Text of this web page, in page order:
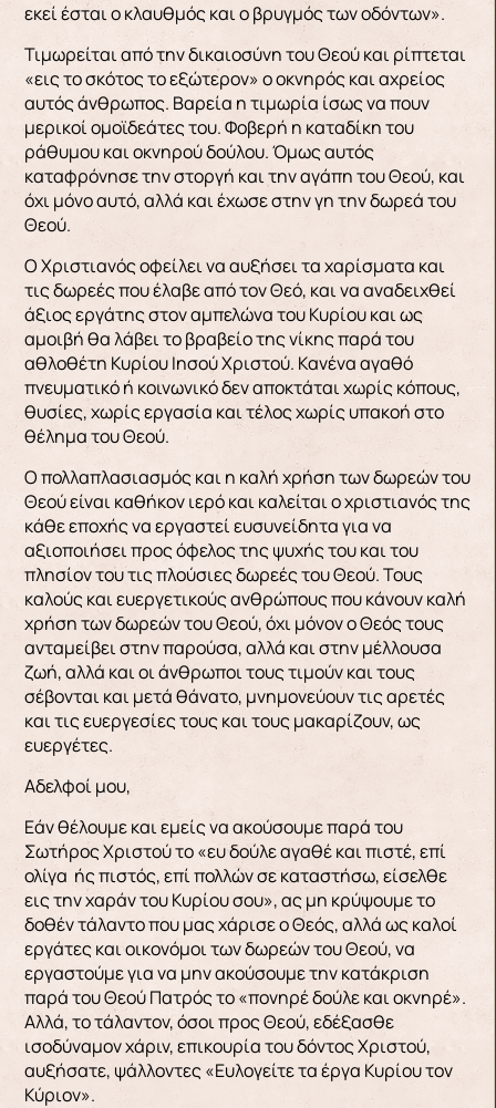
εκεί έσται ο κλαυθμός και ο βρυγμός των οδόντων».
Τιμωρείται από την δικαιοσύνη του Θεού και ρίπτεται
«εις το σκότος το εξώτερον» ο οκνηρός και αχρείος
αυτός άνθρωπος. Βαρεία η τιμωρία ίσως να πουν
μερικοί ομοϊδεάτες του. Φοβερή η καταδίκη του
ράθυμου και οκνηρού δούλου. Όμως αυτός
καταφρόνησε την στοργή και την αγάπη του Θεού, και
όχι μόνο αυτό, αλλά και έχωσε στην γη την δωρεά του
Θεού.
Ο Χριστιανός οφείλει να αυξήσει τα χαρίσματα και
τις δωρεές που έλαβε από τον Θεό, και να αναδειχθεί
άξιος εργάτης στον αμπελώνα του Κυρίου και ως
αμοιβή θα λάβει το βραβείο της νίκης παρά του
αθλοθέτη Κυρίου Ιησού Χριστού. Κανένα αγαθό
πνευματικό ή κοινωνικό δεν αποκτάται χωρίς κόπους,
θυσίες, χωρίς εργασία και τέλος χωρίς υπακοή στο
θέλημα του Θεού.
Ο πολλαπλασιασμός και η καλή χρήση των δωρεών του
Θεού είναι καθήκον ιερό και καλείται ο χριστιανός της
κάθε εποχής να εργαστεί ευσυνείδητα για να
αξιοποιήσει προς όφελος της ψυχής του και του
πλησίον του τις πλούσιες δωρεές του Θεού. Τους
καλούς και ευεργετικούς ανθρώπους που κάνουν καλή
χρήση των δωρεών του Θεού, όχι μόνον ο Θεός τους
ανταμείβει στην παρούσα, αλλά και στην μέλλουσα
ζωή, αλλά και οι άνθρωποι τους τιμούν και τους
σέβονται και μετά θάνατο, μνημονεύουν τις αρετές
και τις ευεργεσίες τους και τους μακαρίζουν, ως
ευεργέτες.
Αδελφοί μου,
Εάν θέλουμε και εμείς να ακούσουμε παρά του
Σωτήρος Χριστού το «ευ δούλε αγαθέ και πιστέ, επί
ολίγα ής πιστός, επί πολλών σε καταστήσω, είσελθε
εις την χαράν του Κυρίου σου», ας μη κρύψουμε το
δοθέν τάλαντο που μας χάρισε ο Θεός, αλλά ως καλοί
εργάτες και οικονόμοι των δωρεών του Θεού, να
εργαστούμε για να μην ακούσουμε την κατάκριση
παρά του Θεού Πατρός το «πονηρέ δούλε και οκνηρέ».
Αλλά, το τάλαντον, όσοι προς Θεού, εδέξασθε
ισοδύναμον χάριν, επικουρία του δόντος Χριστού,
αυξήσατε, ψάλλοντες «Ευλογείτε τα έργα Κυρίου τον
Κύριον».